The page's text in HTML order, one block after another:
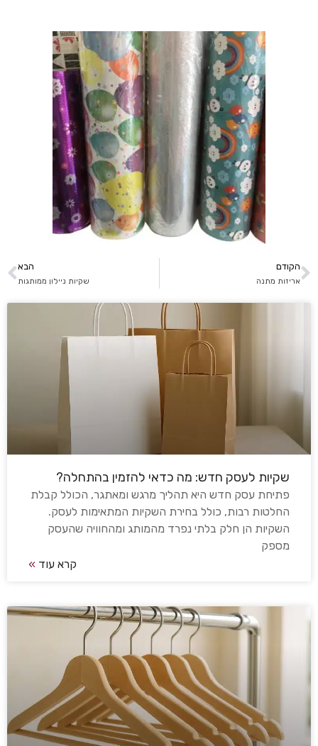
הקודם
אריזות מתנה
הבא
שקיות ניילון ממותגות
שקיות לעסק חדש: מה כדאי להזמין בהתחלה?
פתיחת עסק חדש היא תהליך מרגש ומאתגר, הכולל קבלת
החלטות רבות, כולל בחירת השקיות המתאימות לעסק.
השקיות הן חלק בלתי נפרד מהמותג ומהחוויה שהעסק
מספק
קרא עוד »